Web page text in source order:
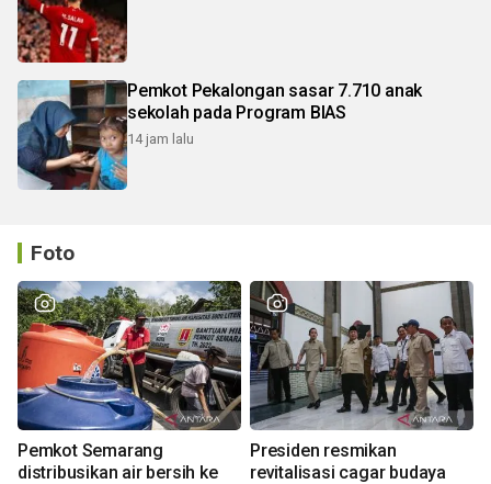
Pemkot Pekalongan sasar 7.710 anak
sekolah pada Program BIAS
14 jam lalu
Foto
Pemkot Semarang
distribusikan air bersih ke
Presiden resmikan
revitalisasi cagar budaya